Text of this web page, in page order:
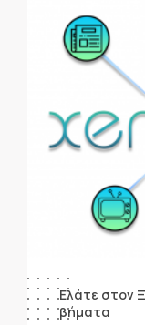
Ελάτε στον
βήματα